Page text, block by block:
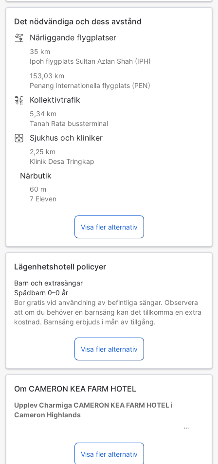
Det nödvändiga och dess avstånd
Närliggande flygplatser
35 km
Ipoh flygplats Sultan Azlan Shah (IPH)
153,03 km
Penang internationella flygplats (PEN)
Kollektivtrafik
5,34 km
Tanah Rata bussterminal
Sjukhus och kliniker
2,25 km
Klinik Desa Tringkap
Närbutik
60 m
7 Eleven
Visa fler alternativ
Lägenhetshotell policyer
Barn och extrasängar
Spädbarn 0–0 år
Bor gratis vid användning av befintliga sängar. Observera
att om du behöver en barnsäng kan det tillkomma en extra
kostnad. Barnsäng erbjuds i mån av tillgång.
Bor gratis om befintliga sängar används.
Gäster 3 år och äldre betraktas som vuxna
Tillgång av extrasängar beror på vilket rum du väljer. Var
god kontrollera rummets beläggning för mer information.
och tillägg gäller.
Visa fler alternativ
Om CAMERON KEA FARM HOTEL
Upplev Charmiga CAMERON KEA FARM HOTEL i
Cameron Highlands
prisvärd tvåstjärnig oas belägen i de natursköna Cameron
Highlands, Malaysia. Här kan du njuta av den friska
Visa fler alternativ